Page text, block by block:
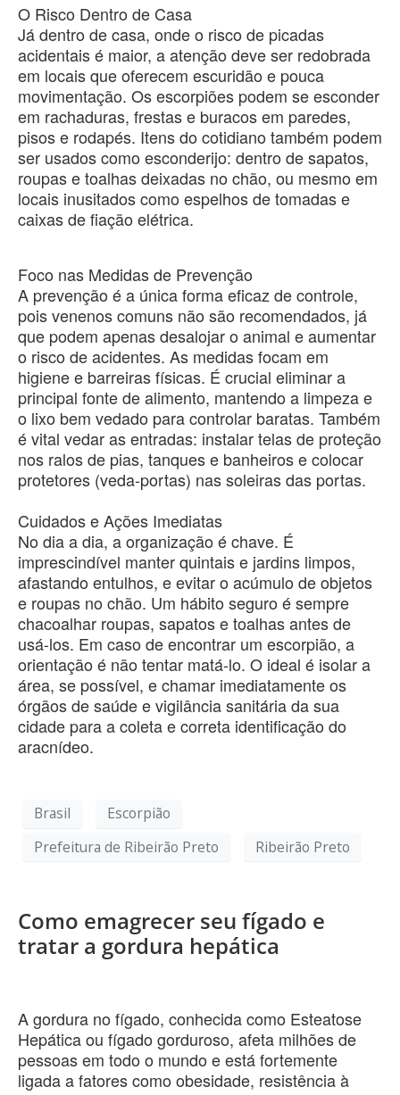
O Risco Dentro de Casa
​Já dentro de casa, onde o risco de picadas
acidentais é maior, a atenção deve ser redobrada
em locais que oferecem escuridão e pouca
movimentação. Os escorpiões podem se esconder
em rachaduras, frestas e buracos em paredes,
pisos e rodapés. Itens do cotidiano também podem
ser usados como esconderijo: dentro de sapatos,
roupas e toalhas deixadas no chão, ou mesmo em
locais inusitados como espelhos de tomadas e
caixas de fiação elétrica.
Foco nas Medidas de Prevenção
​A prevenção é a única forma eficaz de controle,
pois venenos comuns não são recomendados, já
que podem apenas desalojar o animal e aumentar
o risco de acidentes. As medidas focam em
higiene e barreiras físicas. É crucial eliminar a
principal fonte de alimento, mantendo a limpeza e
o lixo bem vedado para controlar baratas. Também
é vital vedar as entradas: instalar telas de proteção
nos ralos de pias, tanques e banheiros e colocar
protetores (veda-portas) nas soleiras das portas.
Cuidados e Ações Imediatas
​No dia a dia, a organização é chave. É
imprescindível manter quintais e jardins limpos,
afastando entulhos, e evitar o acúmulo de objetos
e roupas no chão. Um hábito seguro é sempre
chacoalhar roupas, sapatos e toalhas antes de
usá-los. Em caso de encontrar um escorpião, a
orientação é não tentar matá-lo. O ideal é isolar a
área, se possível, e chamar imediatamente os
órgãos de saúde e vigilância sanitária da sua
cidade para a coleta e correta identificação do
aracnídeo.
Brasil
Escorpião
Prefeitura de Ribeirão Preto
Ribeirão Preto
Como emagrecer seu fígado e
tratar a gordura hepática
A gordura no fígado, conhecida como Esteatose
Hepática ou fígado gorduroso, afeta milhões de
pessoas em todo o mundo e está fortemente
ligada a fatores como obesidade, resistência à